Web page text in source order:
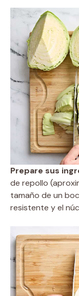
Prepare sus
de repollo
tamaño de un
resistente y el